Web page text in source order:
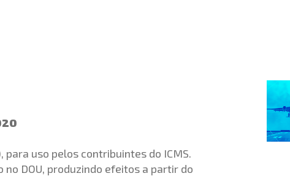
uso pelos contribuintes do ICMS.
DOU, produzindo efeitos a partir do